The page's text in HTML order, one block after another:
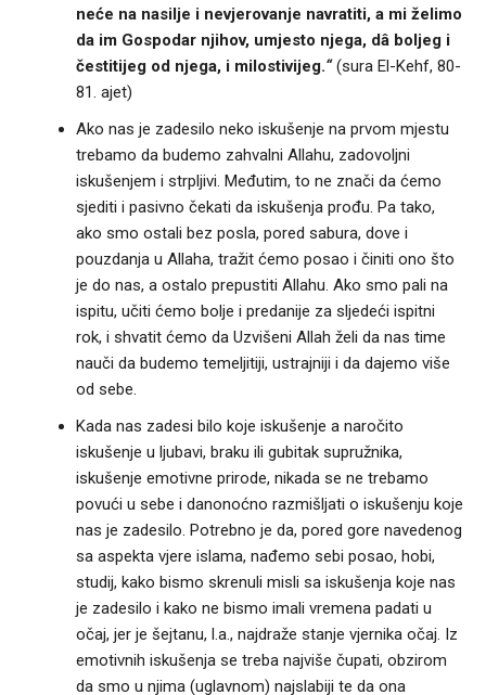
neće na nasilje i nevjerovanje navratiti, a mi želimo
da im Gospodar njihov, umjesto njega, dâ boljeg i
čestitijeg od njega, i milostivijeg.“(sura El-Kehf, 80-
81. ajet)
Ako nas je zadesilo neko iskušenje na prvom mjestu
trebamo da budemo zahvalni Allahu, zadovoljni
iskušenjem i strpljivi. Međutim, to ne znači da ćemo
sjediti i pasivno čekati da iskušenja prođu. Pa tako,
ako smo ostali bez posla, pored sabura, dove i
pouzdanja u Allaha, tražit ćemo posao i činiti ono što
je do nas, a ostalo prepustiti Allahu. Ako smo pali na
ispitu, učiti ćemo bolje i predanije za sljedeći ispitni
rok, i shvatit ćemo da Uzvišeni Allah želi da nas time
nauči da budemo temeljitiji, ustrajniji i da dajemo više
od sebe.
Kada nas zadesi bilo koje iskušenje a naročito
iskušenje u ljubavi, braku ili gubitak supružnika,
iskušenje emotivne prirode, nikada se ne trebamo
povući u sebe i danonoćno razmišljati o iskušenju koje
nas je zadesilo. Potrebno je da, pored gore navedenog
sa aspekta vjere islama, nađemo sebi posao, hobi,
studij, kako bismo skrenuli misli sa iskušenja koje nas
je zadesilo i kako ne bismo imali vremena padati u
očaj, jer je šejtanu, l.a., najdraže stanje vjernika očaj. Iz
emotivnih iskušenja se treba najviše čupati, obzirom
da smo u njima (uglavnom) najslabiji te da ona